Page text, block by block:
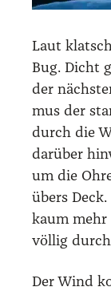
Laut
Bug. Dicht
der
mus der
durch die
dar­über
um die
übers
kaum mehr
völ­lig
Der Wind